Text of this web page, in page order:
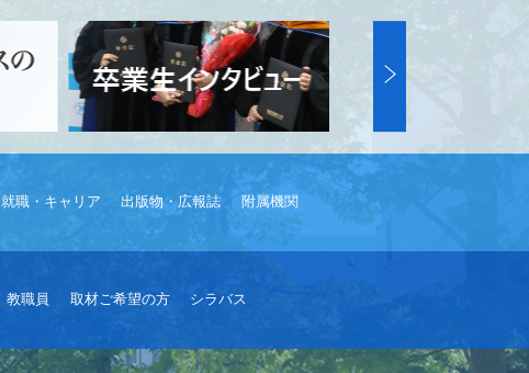
就職・キャリア 出版物・広報誌 附属機関
教職員 取材ご希望の方 シラバス